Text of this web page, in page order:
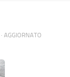
· AGGIORNATO